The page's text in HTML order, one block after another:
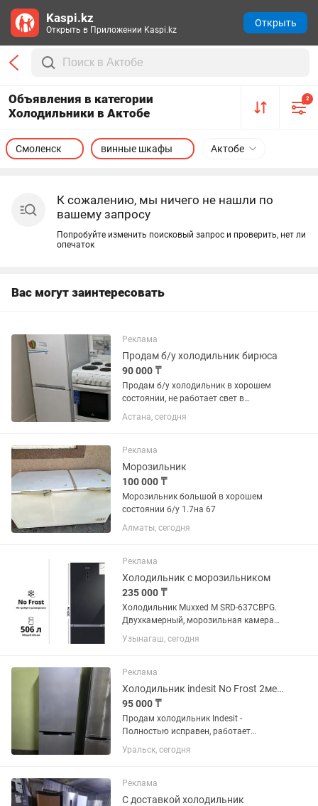
Объявления в категории
Холодильники в Актобе
2
Актобе
Смоленск винные шкафы
К сожалению, мы ничего не нашли по
вашему запросу
Попробуйте изменить поисковый запрос и проверить, нет ли
опечаток
Вас могут заинтересовать
Реклама
Продам б/у холодильник бирюса
90 000 ₸
Продам б/у холодильник в хорошем
состоянии, не работает свет в
холодильнике и одна дверка
морозильника отсутствует
Астана, сегодня
Реклама
Морозильник
100 000 ₸
Морозильник большой в хорошем
состоянии б/у 1.7на 67
Алматы, сегодня
Реклама
Холодильник с морозильником
235 000 ₸
Холодильник Muxxed M SRD-637CBPG.
Двухкамерный, морозильная камера
снизу. Общий объем 506 л, система No
Frost, инверторный компрессор.
Узынагаш, сегодня
Реклама
Холодильник indesit No Frost 2метра
95 000 ₸
Продам холодильник Indesit -
Полностью исправен, работает
отлично. - Total No Frost —
размораживать не нужно. - Общий
удобный. - Экономичный класс
энергопотребления A. -...
Уральск, сегодня
Реклама
С доставкой холодильник
Kaspi.kz
Открыть в Приложении Kaspi.kz
Открыть